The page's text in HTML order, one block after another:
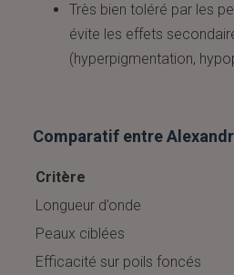
Très bien toléré par les
évite les effets
(hyperpigmentation,
Comparatif entre
Critère
Longueur d’onde
Peaux ciblées
Efficacité sur poils foncés